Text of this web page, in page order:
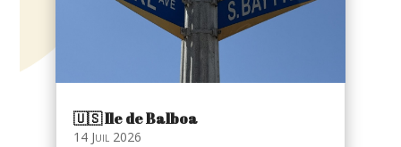
🇺🇸​ Ile de Balboa
14 Juil 2026